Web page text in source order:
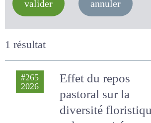
valider annuler
1 résultat
#265
Effet du repos
pastoral sur la